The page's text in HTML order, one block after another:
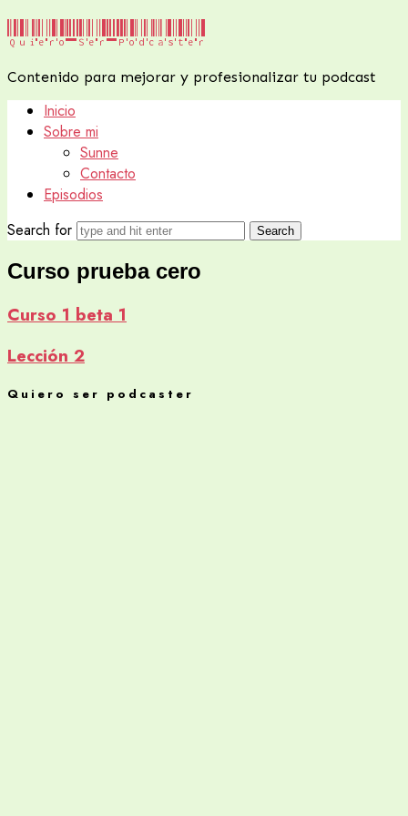
Quiero
Podcaster
Quiero Ser Podcaster
Contenido para mejorar y profesionalizar tu podcast
Inicio
Sobre mi
Sunne
Contacto
Episodios
Search for
Curso prueba cero
Curso 1 beta 1
Lección 2
Quiero ser podcaster